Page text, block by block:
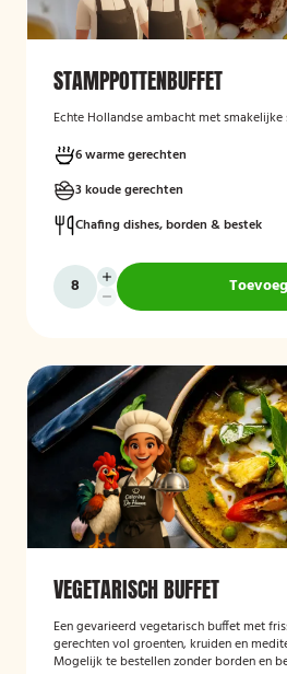
STAMPPOTTENBUFFET
Echte Hollandse ambacht met
6 warme gerechten
3 koude gerechten
Chafing dishes, borden & bestek
VEGETARISCH BUFFET
Een gevarieerd vegetarisch buffet met
gerechten vol groenten, kruiden en
Mogelijk te bestellen zonder borden en